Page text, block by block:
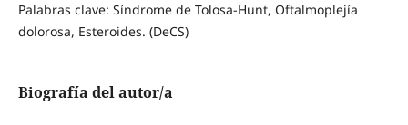
Palabras clave: Síndrome de Tolosa-Hunt, Oftalmoplejía
dolorosa, Esteroides. (DeCS)
Biografía del autor/a